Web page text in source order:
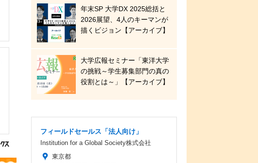
年末SP 大学DX 2025総括と
2026展望、4人のキーマンが
描くビジョン【アーカイブ】
大学広報セミナー「東洋大学
の挑戦～学生募集部門の真の
役割とは～」【アーカイブ】
フィールドセールス「法人向け」
Institution for a Global Society株式会社
東京都